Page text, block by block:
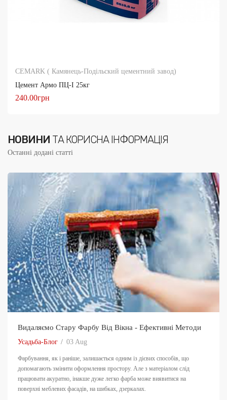
CEMARK ( Камянець-Подільский цементний завод)
Цемент Армо ПЦ-І 25кг
240.00грн
НОВИНИ ТА КОРИСНА ІНФОРМАЦІЯ
Останні додані статті
Видаляємо Стару Фарбу Від Вікна - Ефективні Методи
Усадьба-Блог 03 Aug
Фарбування, як і раніше, залишається одним із дієвих способів, що
допомагають змінити оформлення простору. Але з матеріалом слід
працювати акуратно, інакше дуже легко фарба може виявитися на
поверхні меблевих фасадів, на шибках, дзеркалах.